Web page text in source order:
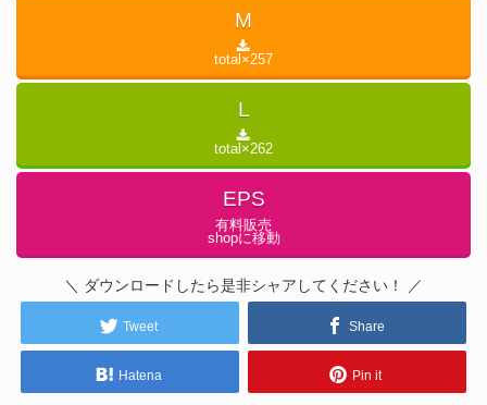
M
total×257
L
total×262
EPS
有料販売
shopに移動
＼ ダウンロードしたら是非シャアしてください！ ／
Tweet Share
Hatena Pin it